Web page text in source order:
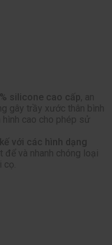
silicone cao cấp
gây trầy xước thân bình
cao cho phép sử
với các hình dạng
để và nhanh chóng loại
cọ.